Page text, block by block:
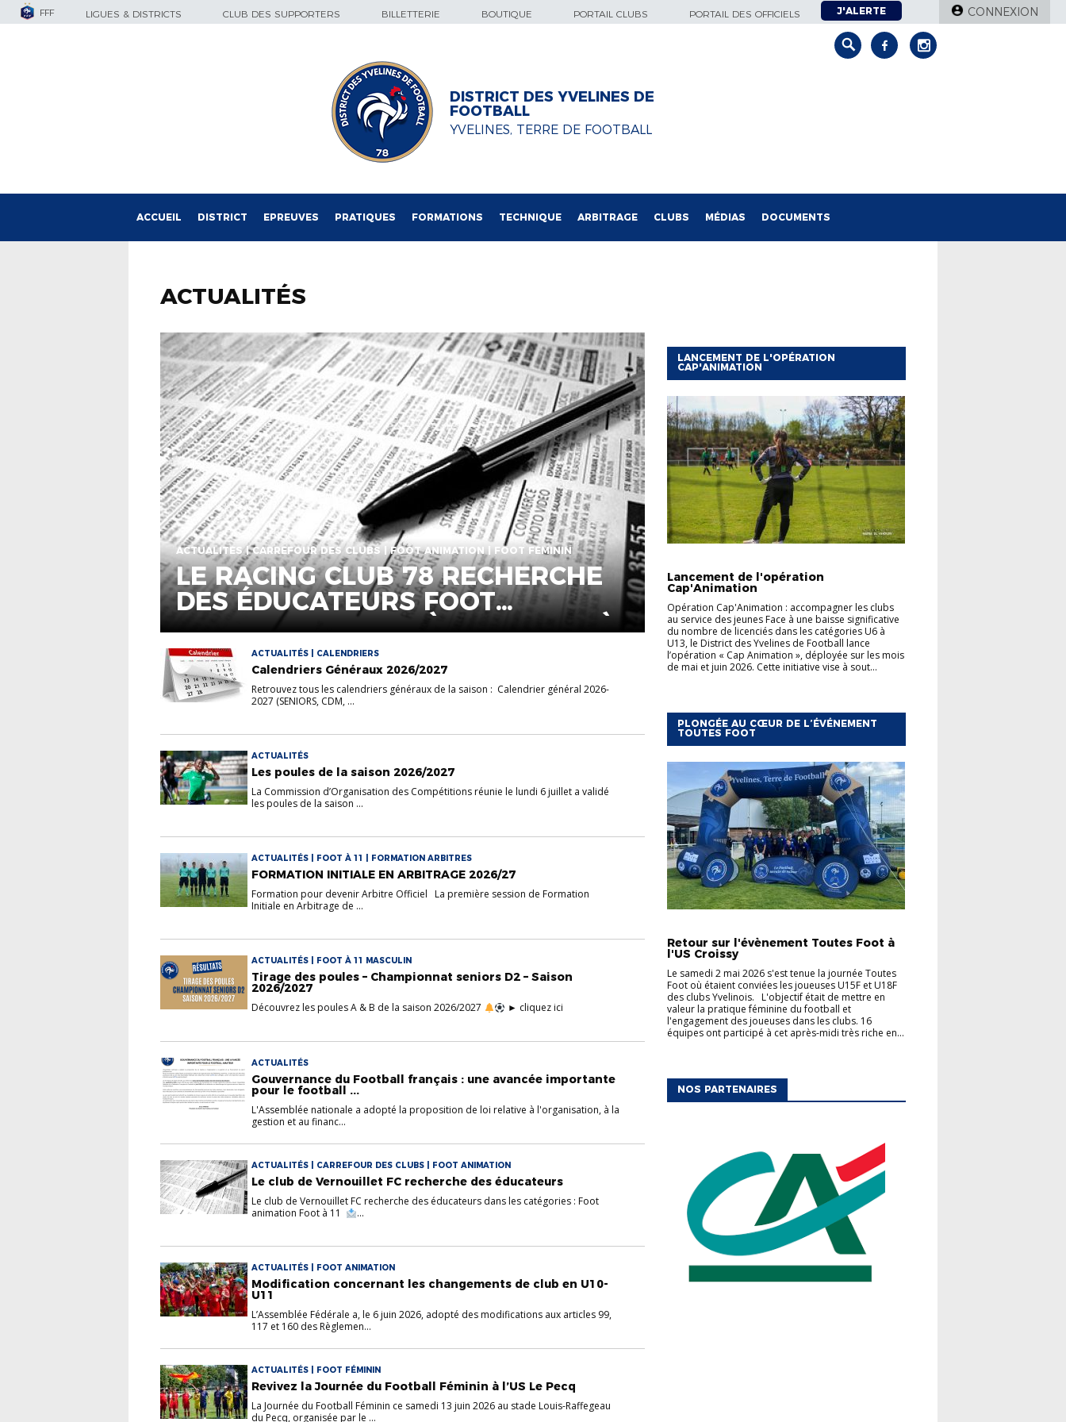
FFF LIGUES & DISTRICTS CLUB DES SUPPORTERS BILLETTERIE BOUTIQUE PORTAIL CLUBS PORTAIL DES OFFICIELS J'ALERTE CONNEXION
DISTRICT DES YVELINES DE
FOOTBALL
YVELINES, TERRE DE FOOTBALL
ACCUEIL DISTRICT EPREUVES PRATIQUES FORMATIONS TECHNIQUE ARBITRAGE CLUBS MÉDIAS DOCUMENTS
ACTUALITÉS
ACTUALITÉS | CARREFOUR DES CLUBS | FOOT ANIMATION | FOOT FÉMININ
LE RACING CLUB 78 RECHERCHE
DES ÉDUCATEURS FOOT
ANIMATION, FOOT À 8 ET FOOT À
11
ACTUALITÉS | CALENDRIERS
Calendriers Généraux 2026/2027
Retrouvez tous les calendriers généraux de la saison : Calendrier général 2026-
2027 (SENIORS, CDM, ...
ACTUALITÉS
Les poules de la saison 2026/2027
La Commission d’Organisation des Compétitions réunie le lundi 6 juillet a validé
les poules de la saison ...
ACTUALITÉS | FOOT À 11 | FORMATION ARBITRES
FORMATION INITIALE EN ARBITRAGE 2026/27
Formation pour devenir Arbitre Officiel La première session de Formation
Initiale en Arbitrage de ...
ACTUALITÉS | FOOT À 11 MASCULIN
Tirage des poules – Championnat seniors D2 – Saison
2026/2027
Découvrez les poules A & B de la saison 2026/2027 ​ ► cliquez ici
ACTUALITÉS
Gouvernance du Football français : une avancée importante
pour le football ...
L'Assemblée nationale a adopté la proposition de loi relative à l'organisation, à la
gestion et au financ...
ACTUALITÉS | CARREFOUR DES CLUBS | FOOT ANIMATION
Le club de Vernouillet FC recherche des éducateurs
Le club de Vernouillet FC recherche des éducateurs dans les catégories : Foot
animation Foot à 11
...
ACTUALITÉS | FOOT ANIMATION
Modification concernant les changements de club en U10-
U11
L’Assemblée Fédérale a, le 6 juin 2026, adopté des modifications aux articles 99,
117 et 160 des Règlemen...
ACTUALITÉS | FOOT FÉMININ
Revivez la Journée du Football Féminin à l’US Le Pecq
La Journée du Football Féminin ce samedi 13 juin 2026 au stade Louis-Raffegeau
du Pecq, organisée par le ...
LANCEMENT DE L'OPÉRATION
CAP'ANIMATION
Lancement de l'opération
Cap'Animation
Opération Cap'Animation : accompagner les clubs
au service des jeunes Face à une baisse significative
du nombre de licenciés dans les catégories U6 à
U13, le District des Yvelines de Football lance
l’opération « Cap Animation », déployée sur les mois
de mai et juin 2026. Cette initiative vise à sout...
PLONGÉE AU CŒUR DE L’ÉVÉNEMENT
TOUTES FOOT
Retour sur l'évènement Toutes Foot à
l'US Croissy
Le samedi 2 mai 2026 s'est tenue la journée Toutes
Foot où étaient conviées les joueuses U15F et U18F
des clubs Yvelinois. L'objectif était de mettre en
valeur la pratique féminine du football et
l'engagement des joueuses dans les clubs. 16
équipes ont participé à cet après-midi très riche en...
NOS PARTENAIRES